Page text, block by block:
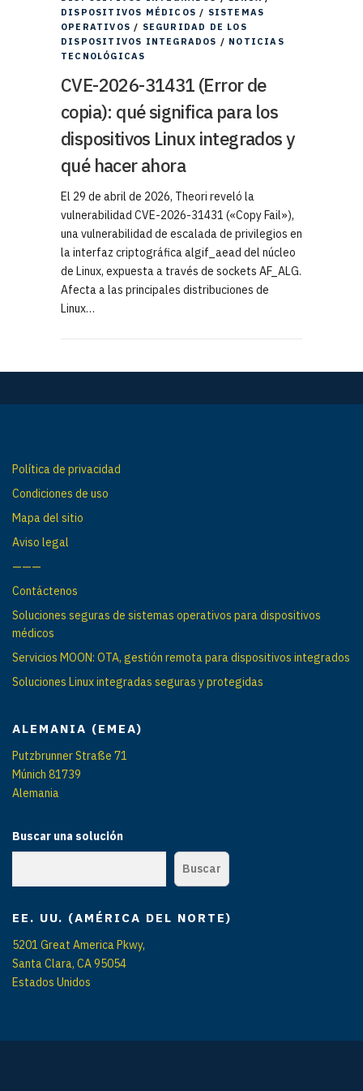
DISPOSITIVOS MÉDICOS / SISTEMAS
OPERATIVOS / SEGURIDAD DE LOS
DISPOSITIVOS INTEGRADOS / NOTICIAS
TECNOLÓGICAS
CVE-2026-31431 (Error de
copia): qué significa para los
dispositivos Linux integrados y
qué hacer ahora
El 29 de abril de 2026, Theori reveló la
vulnerabilidad CVE-2026-31431 («Copy Fail»),
una vulnerabilidad de escalada de privilegios en
la interfaz criptográfica algif_aead del núcleo
de Linux, expuesta a través de sockets AF_ALG.
Afecta a las principales distribuciones de
Linux…
Política de privacidad
Condiciones de uso
Mapa del sitio
Aviso legal
———
Contáctenos
Soluciones seguras de sistemas operativos para dispositivos
médicos
Servicios MOON: OTA, gestión remota para dispositivos integrados
Soluciones Linux integradas seguras y protegidas
ALEMANIA (EMEA)
Putzbrunner Straße 71
Múnich 81739
Alemania
Buscar una solución
Buscar
EE. UU. (AMÉRICA DEL NORTE)
5201 Great America Pkwy,
Santa Clara, CA 95054
Estados Unidos